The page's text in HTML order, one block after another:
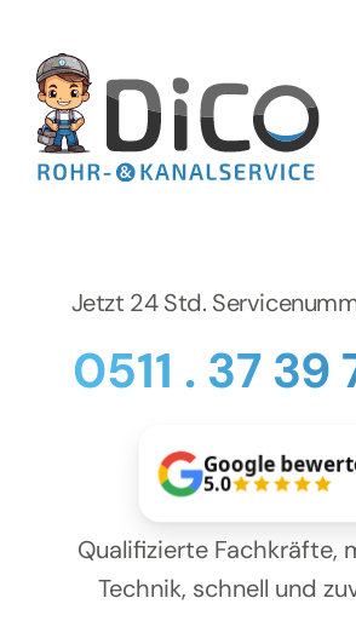
springen
Home
NEWS
Kontakt
Jetzt 24 Std.
0511 . 37 39
Google
5.0
Qualifizierte Fachkräfte,
Technik, schnell und